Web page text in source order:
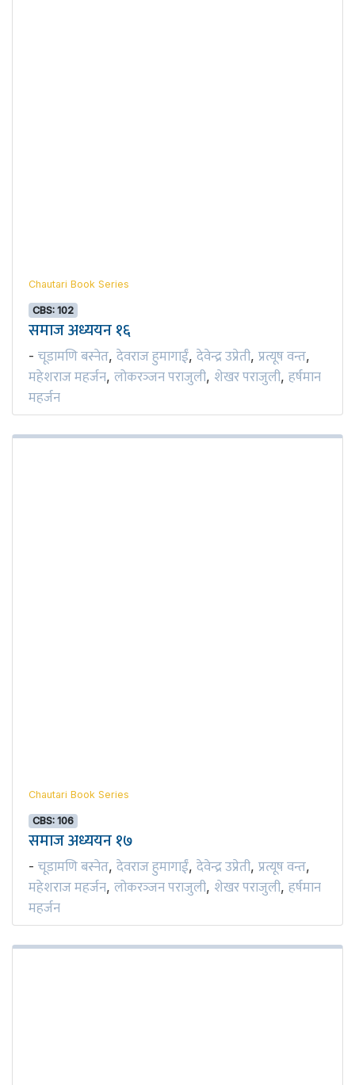
Chautari Book Series
CBS: 102
समाज अध्ययन १६
- चूडामणि बस्नेत, देवराज हुमागाईं, देवेन्द्र उप्रेती, प्रत्यूष वन्त,
महेशराज महर्जन, लोकरञ्‍जन पराजुली, शेखर पराजुली, हर्षमान
महर्जन
Chautari Book Series
CBS: 106
समाज अध्ययन १७
- चूडामणि बस्नेत, देवराज हुमागाईं, देवेन्द्र उप्रेती, प्रत्यूष वन्त,
महेशराज महर्जन, लोकरञ्‍जन पराजुली, शेखर पराजुली, हर्षमान
महर्जन